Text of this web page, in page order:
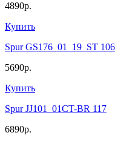
4890р.
Купить
Spur GS176_01_19_ST 106
5690р.
Купить
Spur JJ101_01CT-BR 117
6890р.